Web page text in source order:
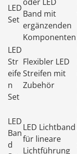
LED
Set
Band mit
ergänzenden
Komponenten
LED
Str
eife
n
Set
Flexibler LED
Streifen mit
Zubehör
LED
Ban
d
LED Lichtband
für lineare
Lichtführung